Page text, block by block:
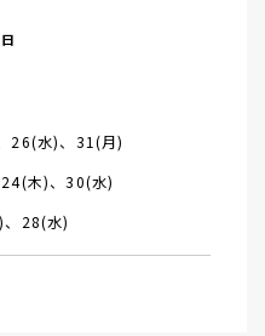
26(水)、31(月)
木)、30(水)
28(水)